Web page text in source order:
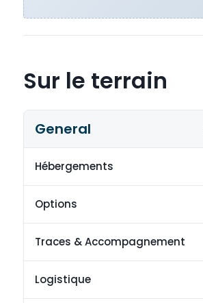
Sur le terrain
General
Hébergements
Options
Traces & Accompagnement
Logistique